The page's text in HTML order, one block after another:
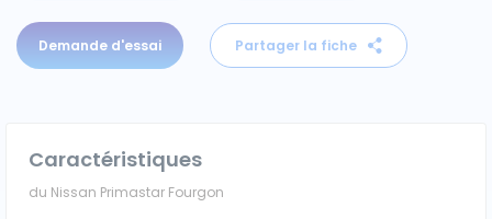
Renault
Volkswagen
Véhicules 0 km
Demande d'essai Partager la fiche
Caractéristiques
du Nissan Primastar Fourgon